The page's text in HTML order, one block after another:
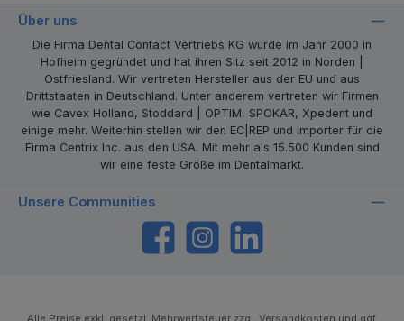
Über uns
Die Firma Dental Contact Vertriebs KG wurde im Jahr 2000 in
Hofheim gegründet und hat ihren Sitz seit 2012 in Norden |
Ostfriesland. Wir vertreten Hersteller aus der EU und aus
Drittstaaten in Deutschland. Unter anderem vertreten wir Firmen
wie Cavex Holland, Stoddard | OPTIM, SPOKAR, Xpedent und
einige mehr. Weiterhin stellen wir den EC|REP und Importer für die
Firma Centrix Inc. aus den USA. Mit mehr als 15.500 Kunden sind
wir eine feste Größe im Dentalmarkt.
Unsere Communities
https://www.facebook.com/dentalcontact
Instagram
Alle Preise exkl. gesetzl. Mehrwertsteuer zzgl. Versandkosten und ggf.